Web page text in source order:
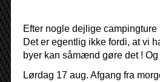
Efter nogle dejlige
Det er egentlig ikke fordi, at vi
byer kan såmænd gøre det !
Lørdag 17 aug. Afgang fra